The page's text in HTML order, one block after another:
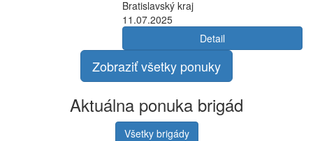
Bratislavský kraj
11.07.2025
Detail
Zobraziť všetky ponuky
Aktuálna ponuka brigád
Všetky brigády